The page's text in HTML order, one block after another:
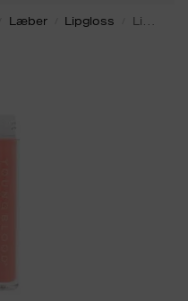
Læber Lipgloss Lipgloss Coy